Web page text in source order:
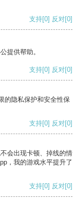
支持[0] 反对[0]
提供帮助。
支持[0] 反对[0]
的隐私保护和安全性保
支持[0] 反对[0]
会出现卡顿、掉线的情
，我的游戏水平提升了
支持[0] 反对[0]